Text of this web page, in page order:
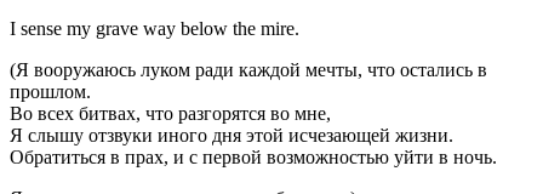
I sense my grave way below the mire.
(Я вооружаюсь луком ради каждой мечты, что остались в
прошлом.
Во всех битвах, что разгорятся во мне,
Я слышу отзвуки иного дня этой исчезающей жизни.
Обратиться в прах, и с первой возможностью уйти в ночь.